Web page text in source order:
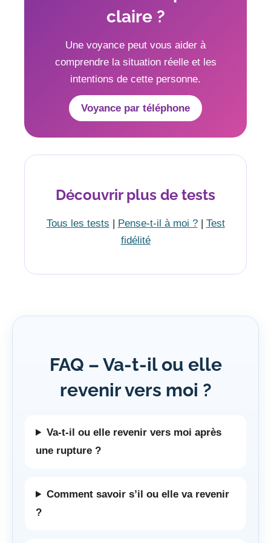
claire ?
Une voyance peut vous aider à
comprendre la situation réelle et les
intentions de cette personne.
Voyance par téléphone
Découvrir plus de tests
Tous les tests | Pense-t-il à moi ?| Test
fidélité
FAQ – Va-t-il ou elle
revenir vers moi ?
Va-t-il ou elle revenir vers moi après
une rupture ?
Comment savoir s’il ou elle va revenir
?